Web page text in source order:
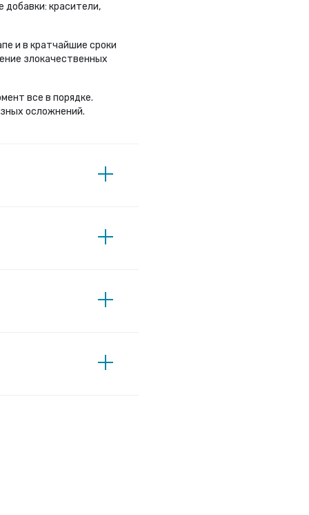
добавки: красители,
и в кратчайшие сроки
злокачественных
все в порядке.
осложнений.